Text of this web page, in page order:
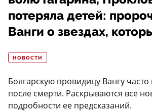
потеряла детей:
Ванги о звездах,
НОВОСТИ
Болгарскую провидицу Вангу
после смерти. Раскрываются все
подробности ее предсказаний.